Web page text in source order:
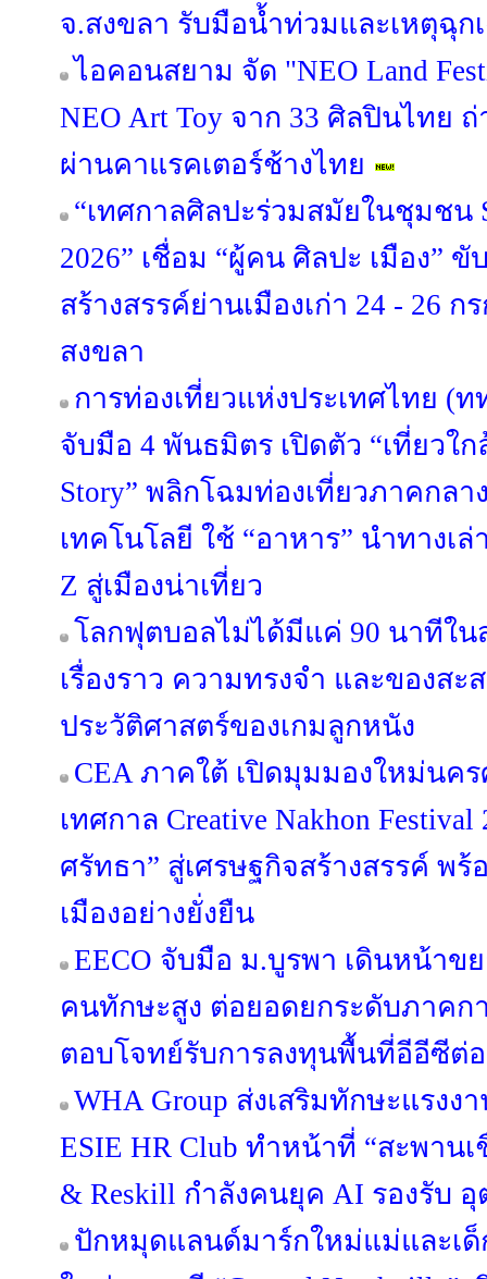
จ.สงขลา รับมือน้ำท่วมและเหตุฉุก
ไอคอนสยาม จัด "NEO Land
NEO Art Toy จาก 33 ศิลปินไทย
ผ่านคาแรคเตอร์ช้างไทย
“เทศกาลศิลปะร่วมสมัยในชุมชน
2026” เชื่อม “ผู้คน ศิลปะ เมือง” ขั
สร้างสรรค์ย่านเมืองเก่า 24 - 26
สงขลา
การท่องเที่ยวแห่งประเทศไทย (
จับมือ 4 พันธมิตร เปิดตัว “เที่ยวใก
Story” พลิกโฉมท่องเที่ยวภาคกลา
เทคโนโลยี ใช้ “อาหาร” นำทางเล่
Z สู่เมืองน่าเที่ยว
โลกฟุตบอลไม่ได้มีแค่ 90 นาทีใน
เรื่องราว ความทรงจำ และของสะ
ประวัติศาสตร์ของเกมลูกหนัง
CEA ภาคใต้ เปิดมุมมองใหม่นค
เทศกาล Creative Nakhon
ศรัทธา” สู่เศรษฐกิจสร้างสรรค์ พ
เมืองอย่างยั่งยืน
EECO จับมือ ม.บูรพา เดินหน้า
คนทักษะสูง ต่อยอดยกระดับภาคก
ตอบโจทย์รับการลงทุนพื้นที่อีอีซีต่อ
WHA Group ส่งเสริมทักษะแรง
ESIE HR Club ทำหน้าที่ “สะพาน
& Reskill กำลังคนยุค AI รองรับ
ปักหมุดแลนด์มาร์กใหม่แม่และเด็